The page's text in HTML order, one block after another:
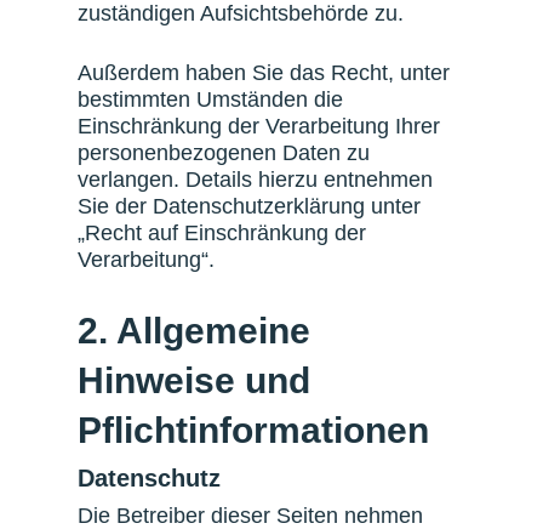
zuständigen Aufsichtsbehörde zu.
Außerdem haben Sie das Recht, unter
bestimmten Umständen die
Einschränkung der Verarbeitung Ihrer
personenbezogenen Daten zu
verlangen. Details hierzu entnehmen
Sie der Datenschutzerklärung unter
„Recht auf Einschränkung der
Verarbeitung“.
2. Allgemeine
Hinweise und
Pflichtinformationen
Datenschutz
Die Betreiber dieser Seiten nehmen